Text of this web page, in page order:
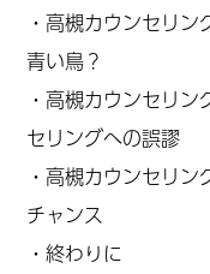
・高槻カウンセリン
青い鳥？
・高槻カウンセリ
セリングへの誤謬
・高槻カウンセリ
チャンス
・終わりに